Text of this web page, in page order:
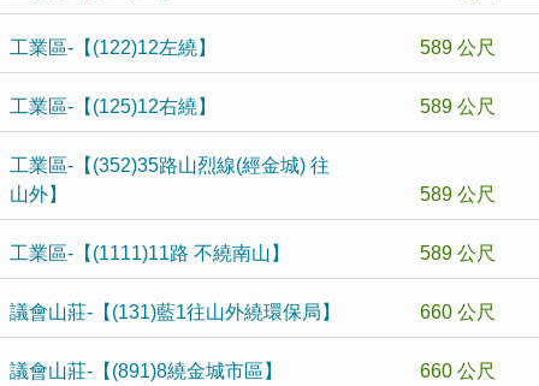
工業區-【(122)12左繞】 589 公尺
工業區-【(125)12右繞】 589 公尺
工業區-【(352)35路山烈線(經金城) 往
山外】
589 公尺
工業區-【(1111)11路 不繞南山】 589 公尺
議會山莊-【(131)藍1往山外繞環保局】 660 公尺
議會山莊-【(891)8繞金城市區】 660 公尺